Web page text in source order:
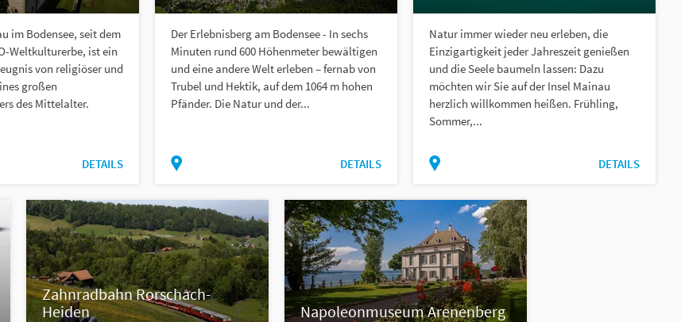
im Bodensee, seit dem
Weltkulturerbe, ist ein
von religiöser und
großen
des Mittelalter.
DETAILS
Der Erlebnisberg am Bodensee - In sechs
Minuten rund 600 Höhenmeter bewältigen
und eine andere Welt erleben – fernab von
Trubel und Hektik, auf dem 1064 m hohen
Pfänder. Die Natur und der...
DETAILS
Natur immer wieder neu erleben, die
Einzigartigkeit jeder Jahreszeit genießen
und die Seele baumeln lassen: Dazu
möchten wir Sie auf der Insel Mainau
herzlich willkommen heißen. Frühling,
Sommer,...
DETAILS
Zahnradbahn Rorschach-
Heiden
Napoleonmuseum Arenenberg